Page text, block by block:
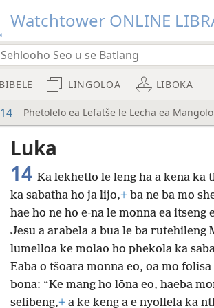
Watchtower ONLINE
BIBELE LINGOLOA LIBOKA
Phetolelo ea Lefatše le Lecha ea
Luka
14 Ka lekhetlo le leng ha a kena ka
ka sabatha ho ja lijo,+ ba ne ba mo
hae ho ne ho e-na le monna ea itseng
Jesu a arabela a bua le ba rutehileng
lumelloa ke molao ho phekola ka
Eaba o tšoara monna eo, oa mo
bona: “Ke mang ho lōna eo, haeba
selibeng,+ a ke keng a e nyollela ka